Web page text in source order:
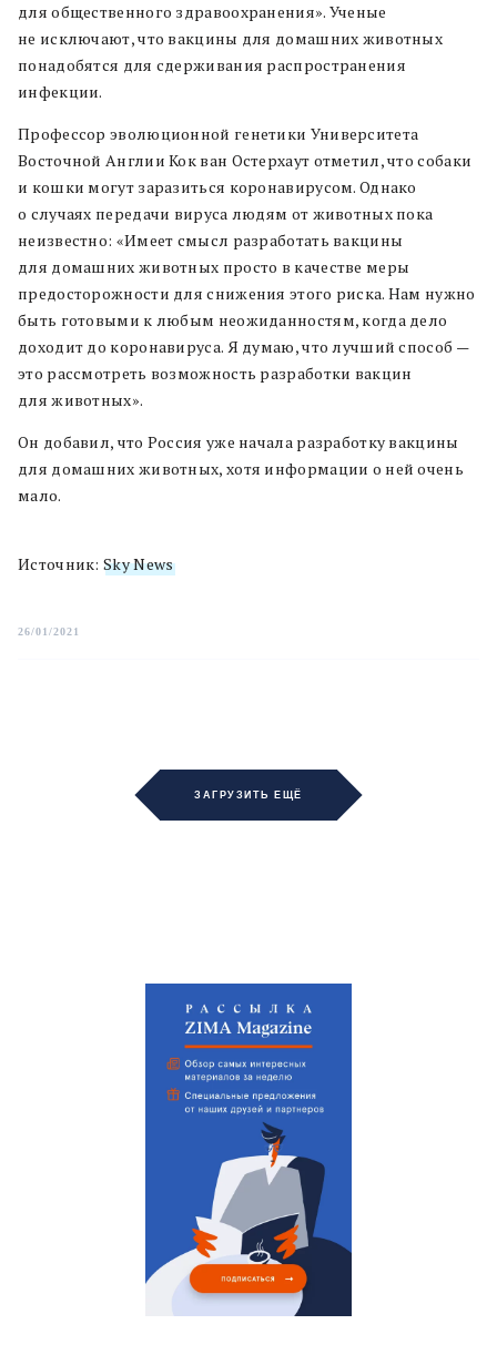
для общественного здравоохранения». Ученые
не исключают, что вакцины для домашних животных
понадобятся для сдерживания распространения
инфекции.
Профессор эволюционной генетики Университета
Восточной Англии Кок ван Остерхаут отметил, что собаки
и кошки могут заразиться коронавирусом. Однако
о случаях передачи вируса людям от животных пока
неизвестно: «Имеет смысл разработать вакцины
для домашних животных просто в качестве меры
предосторожности для снижения этого риска. Нам нужно
быть готовыми к любым неожиданностям, когда дело
доходит до коронавируса. Я думаю, что лучший способ —
это рассмотреть возможность разработки вакцин
для животных».
Он добавил, что Россия уже начала разработку вакцины
для домашних животных, хотя информации о ней очень
мало.
Источник: Sky News
26/01/2021
ЗАГРУЗИТЬ ЕЩЁ